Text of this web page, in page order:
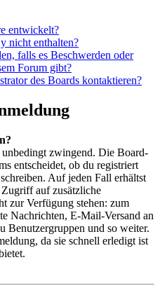
entwickelt?
nicht enthalten?
falls es Beschwerden oder
Forum gibt?
des Boards kontaktieren?
zwingend. Die Board-
entscheidet, ob du registriert
Auf jeden Fall erhältst
auf zusätzliche
zur Verfügung stehen: zum
Nachrichten, E-Mail-Versand an
Benutzergruppen und so weiter.
da sie schnell erledigt ist